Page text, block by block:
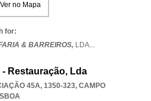
Ver no Mapa
for:
& BARREIROS, LDA...
Restauração, Lda
45A, 1350-323, CAMPO